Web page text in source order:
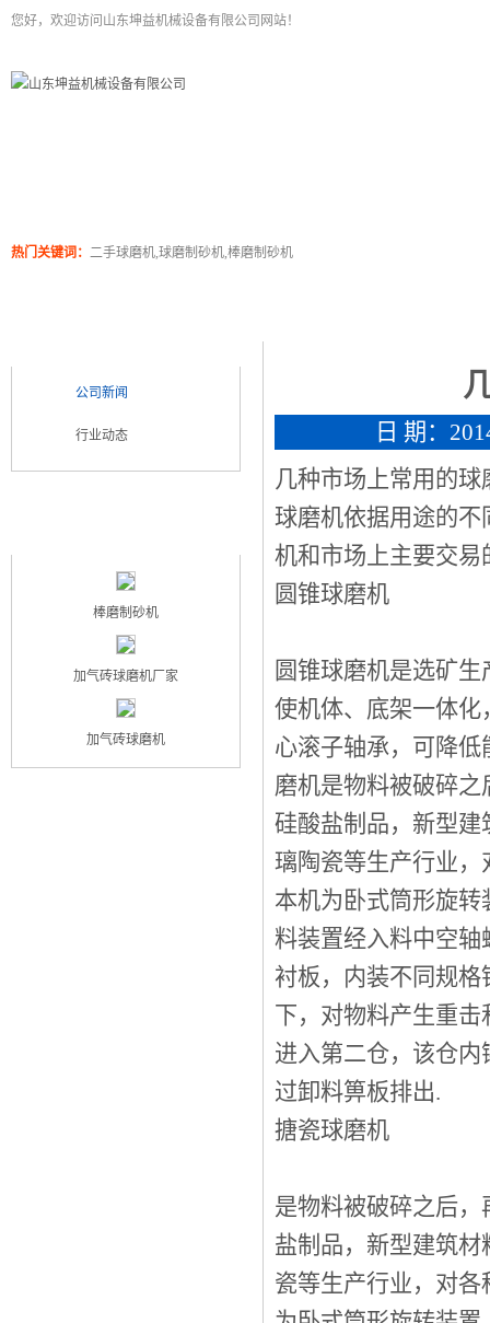
您好，欢迎访问山东坤益机械设备有限公司网站！
热门关键词： 二手球磨机,球磨制砂机,棒磨制砂机
日 期：
几种市场上常用的球
球磨机依据用途的
机和市场上主要交易
圆锥球磨机
圆锥球磨机是选矿
使机体、底架一体
心滚子轴承，可降低
磨机是物料被破碎
硅酸盐制品，新型
璃陶瓷等生产行业
本机为卧式筒形旋
料装置经入料中空
衬板，内装不同规
下，对物料产生重
进入第二仓，该仓
过卸料箅板排出.
搪瓷球磨机
是物料被破碎之后
盐制品，新型建筑
瓷等生产行业，对
公司新闻
行业动态
棒磨制砂机
加气砖球磨机厂家
加气砖球磨机